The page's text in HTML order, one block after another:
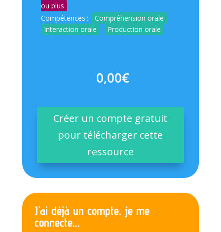
ou plus
Compétences :
Compréhension orale
Interaction orale
Production orale
0,00€
Créer un compte gratuit
pour télécharger cette
ressource
J'ai déjà un compte, je me
connecte...